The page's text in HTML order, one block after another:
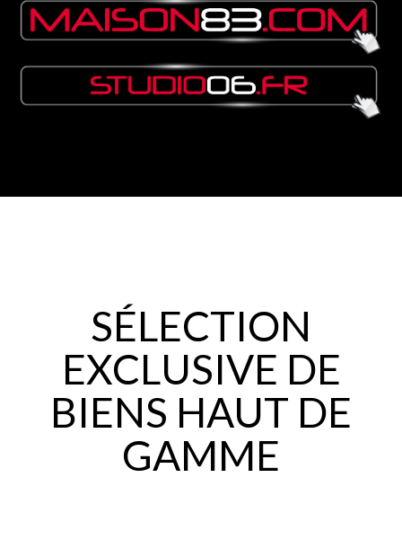
SÉLECTION
EXCLUSIVE DE
BIENS HAUT DE
GAMME